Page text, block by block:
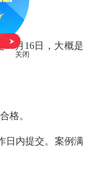
10月16日，大概是
格。
日内提交。案例满